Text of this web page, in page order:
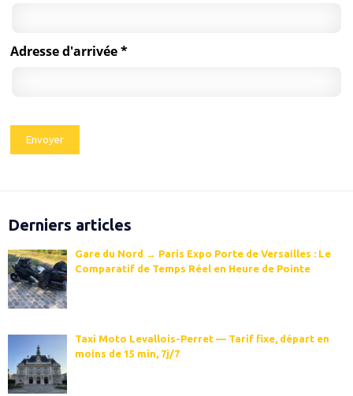
Adresse d'arrivée *
Derniers articles
Gare du Nord → Paris Expo Porte de Versailles : Le
Comparatif de Temps Réel en Heure de Pointe
Taxi Moto Levallois-Perret — Tarif fixe, départ en
moins de 15 min, 7j/7